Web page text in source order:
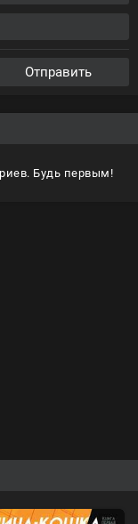
Отправить
Будь первым!